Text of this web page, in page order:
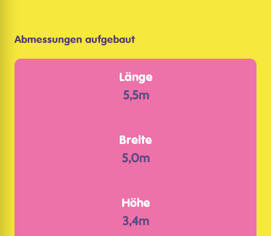
Abmessungen aufgebaut
Länge
5,5m
Breite
5,0m
Höhe
3,4m